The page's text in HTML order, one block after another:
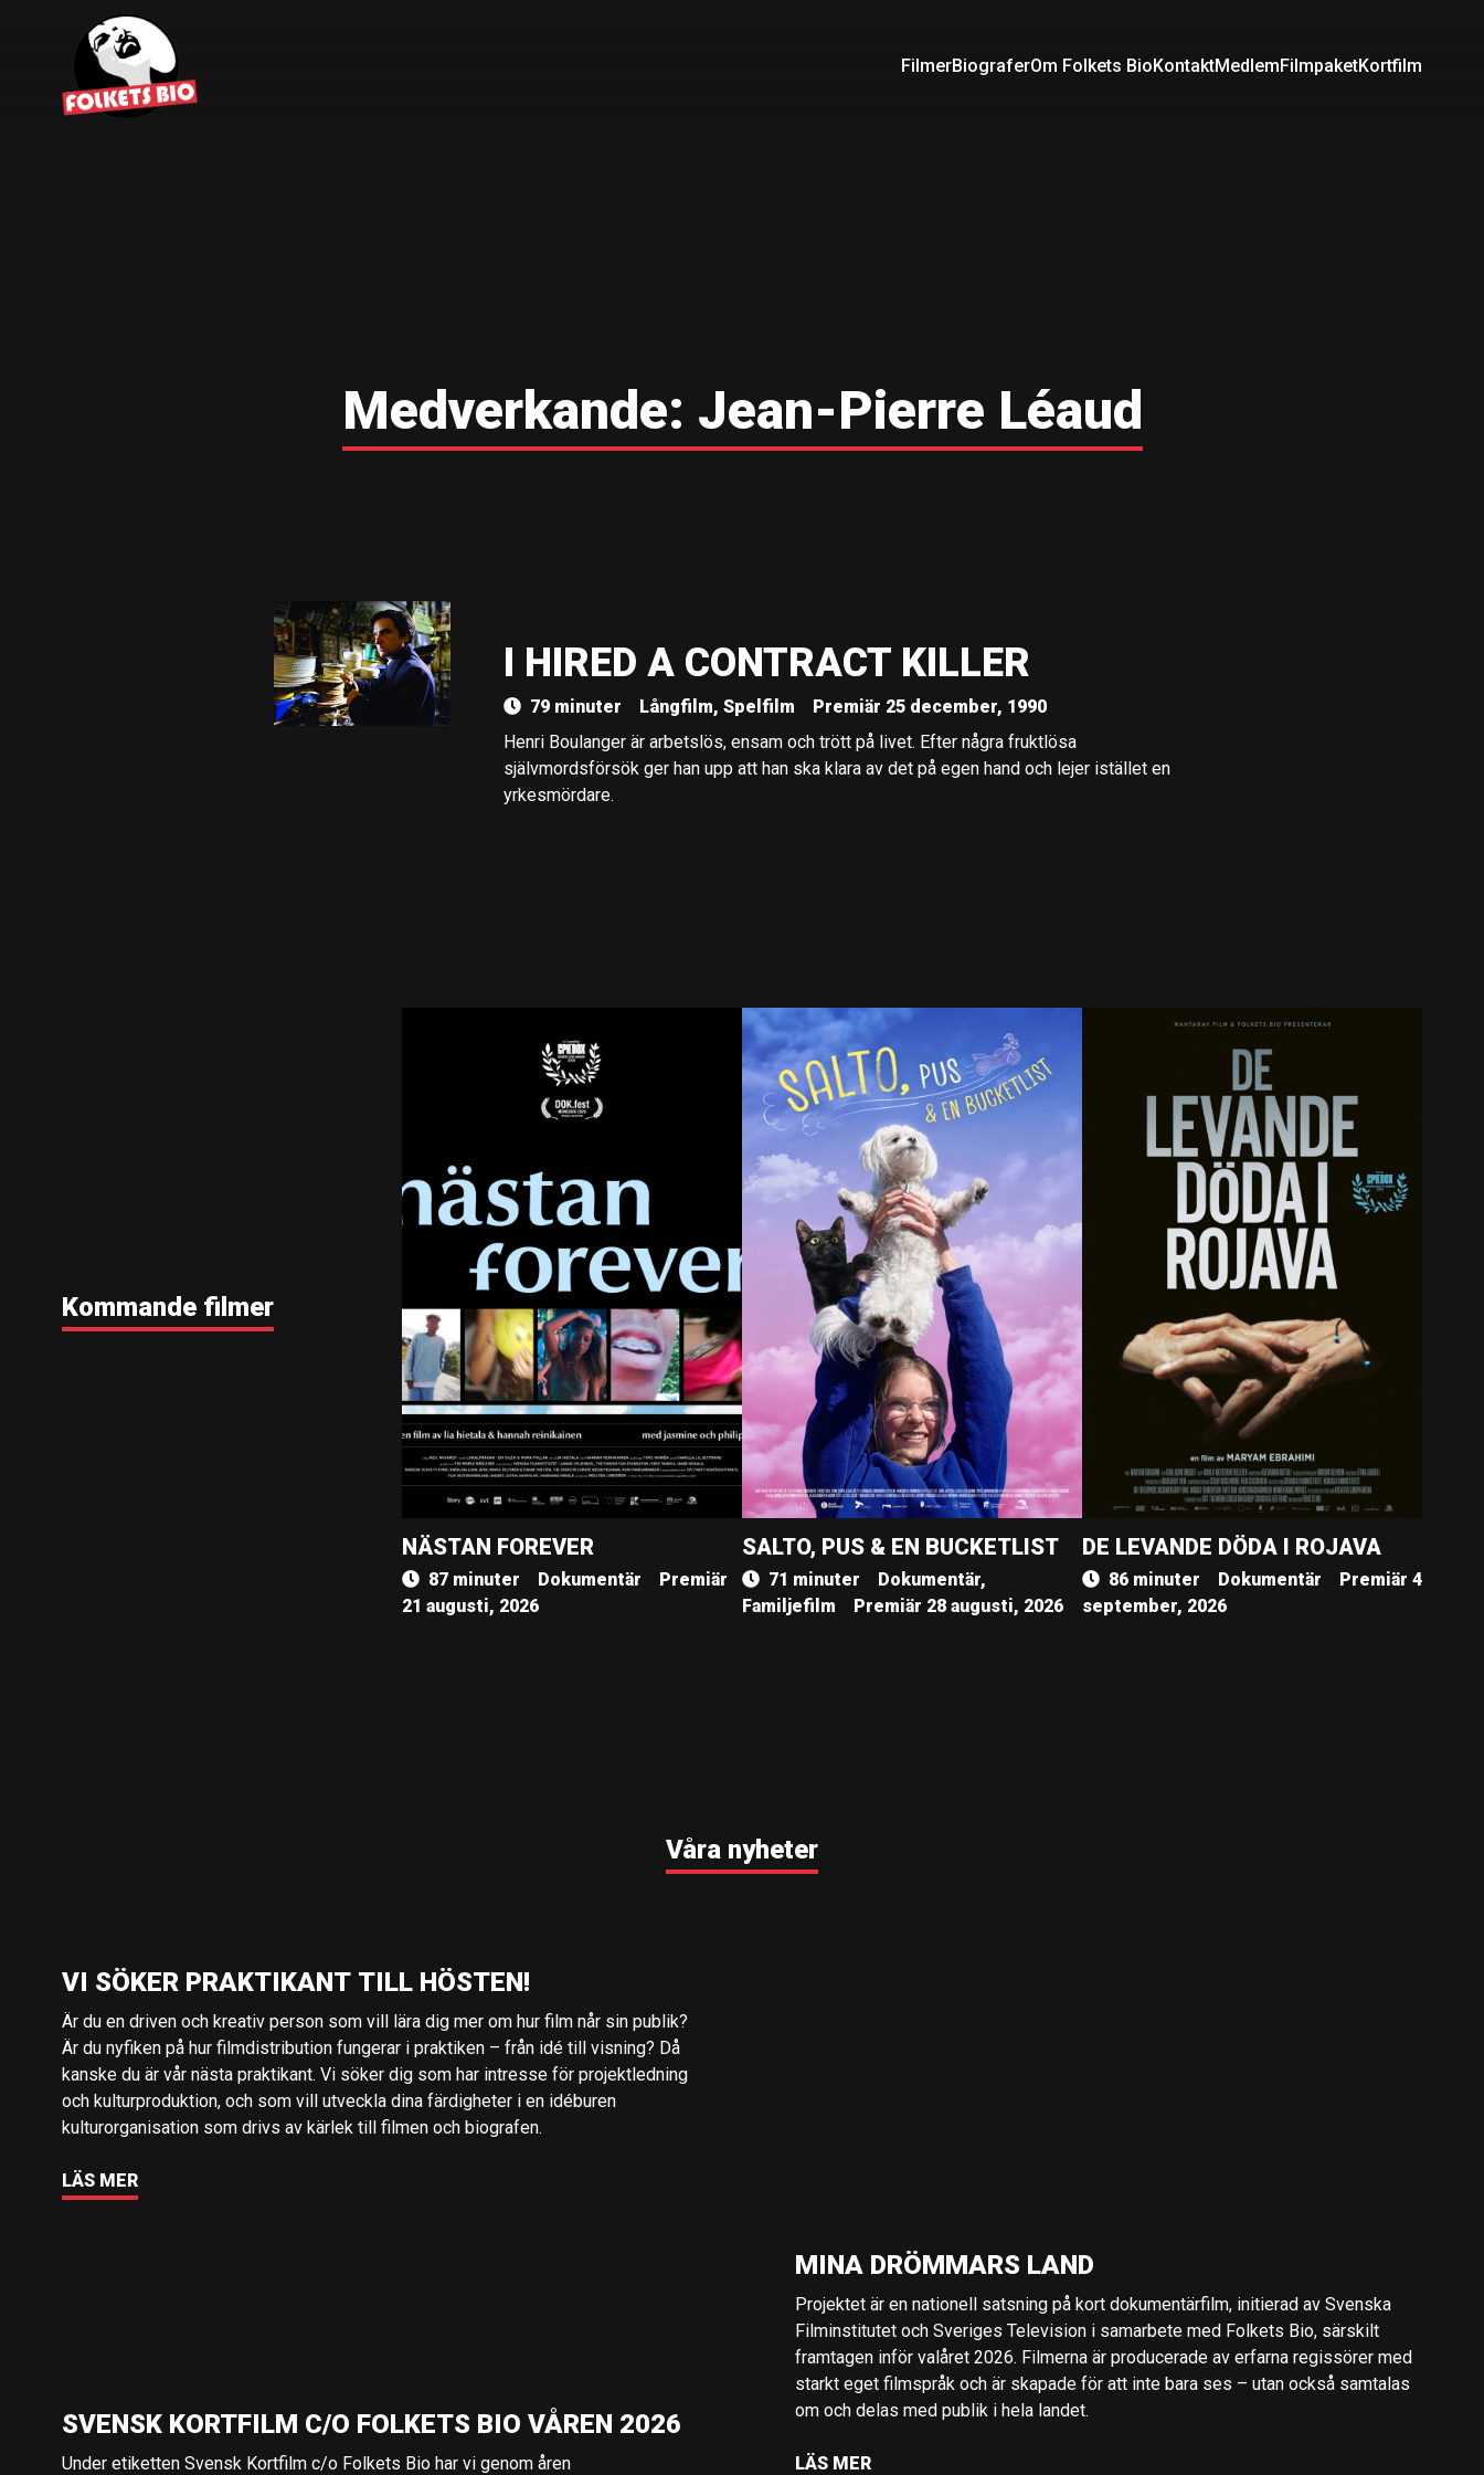
FilmerBiograferOm Folkets BioKontaktMedlemFilmpaketKortfilm
Medverkande: Jean-Pierre Léaud
I HIRED A CONTRACT KILLER
79 minuter Långfilm, Spelfilm
Premiär 25 december, 1990
Henri Boulanger är arbetslös, ensam och trött på livet. Efter några fruktlösa
självmordsförsök ger han upp att han ska klara av det på egen hand och lejer istället en
yrkesmördare.
Kommande filmer
NÄSTAN FOREVER
87 minuter Dokumentär
Premiär
21 augusti, 2026
SALTO, PUS & EN BUCKETLIST
71 minuter
Dokumentär,
Familjefilm
Premiär 28 augusti, 2026
DE LEVANDE DÖDA I ROJAVA
86 minuter Dokumentär
Premiär 4
september, 2026
Våra nyheter
VI SÖKER PRAKTIKANT TILL HÖSTEN!
Är du en driven och kreativ person som vill lära dig mer om hur film når sin publik?
Är du nyfiken på hur filmdistribution fungerar i praktiken – från idé till visning? Då
kanske du är vår nästa praktikant. Vi söker dig som har intresse för projektledning
och kulturproduktion, och som vill utveckla dina färdigheter i en idéburen
kulturorganisation som drivs av kärlek till filmen och biografen.
LÄS MER
MINA DRÖMMARS LAND
Projektet är en nationell satsning på kort dokumentärfilm, initierad av Svenska
Filminstitutet och Sveriges Television i samarbete med Folkets Bio, särskilt
framtagen inför valåret 2026. Filmerna är producerade av erfarna regissörer med
starkt eget filmspråk och är skapade för att inte bara ses – utan också samtalas
om och delas med publik i hela landet.
LÄS MER
SVENSK KORTFILM C/O FOLKETS BIO VÅREN 2026
Under etiketten Svensk Kortfilm c/o Folkets Bio har vi genom åren